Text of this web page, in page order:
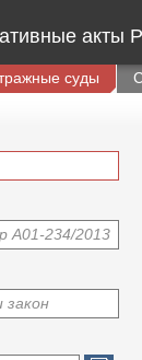
акты
суды
А01-234/2013